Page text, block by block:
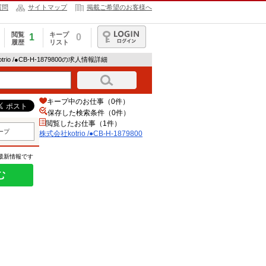
問 サイトマップ 掲載ご希望のお客様へ
閲覧
履歴
1
キープ
リスト
0
ログイン
/●CB-H-1879800の求人情報詳細
プ
新情報です
キープ中のお仕事（0件）
保存した検索条件（0件）
閲覧したお仕事（1件）
株式会社kotrio /●CB-H-1879800